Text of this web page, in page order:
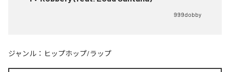
999dobby
ジャンル： ヒップホップ/ラップ